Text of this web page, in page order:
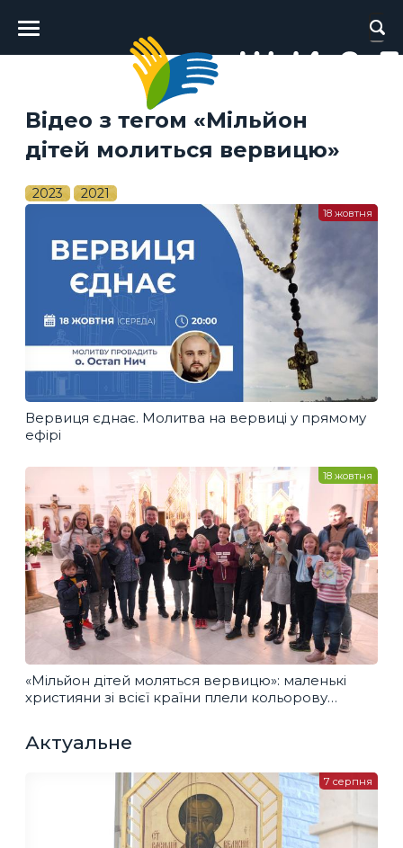
Головне
меню
Відео з тегом «Мільйон
дітей молиться вервицю»
2023 2021
Вервиця єднає. Молитва на вервиці у прямому
ефірі
18 жовтня
«Мільйон дітей моляться вервицю»: маленькі
християни зі всієї країни плели кольорову
18 жовтня
Актуальне
7 серпня